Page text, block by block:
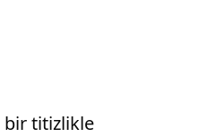
bir titizlikle